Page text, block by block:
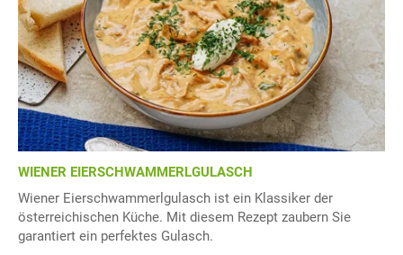
WIENER EIERSCHWAMMERLGULASCH
Wiener Eierschwammerlgulasch ist ein Klassiker der
österreichischen Küche. Mit diesem Rezept zaubern Sie
garantiert ein perfektes Gulasch.